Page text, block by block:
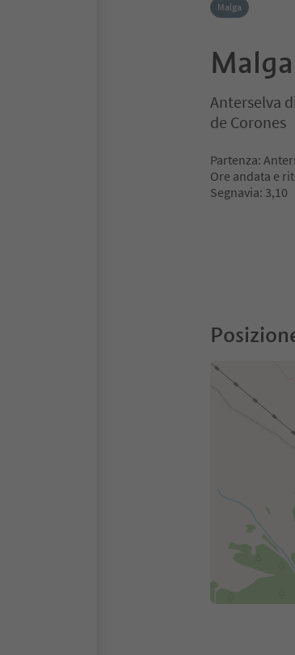
Malga
Anterselva
de Corones
Partenza:
Ore andata e
Segnavia: 3,10